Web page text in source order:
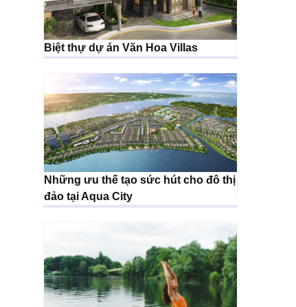
Biệt thự dự án Văn Hoa Villas
Những ưu thế tạo sức hút cho đô thị
đảo tại Aqua City